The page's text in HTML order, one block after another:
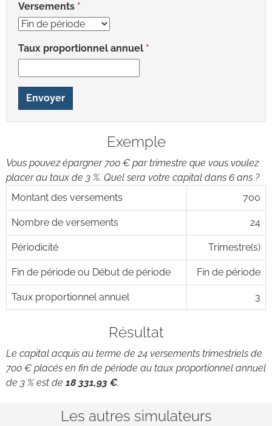
Versements
Taux proportionnel annuel
Envoyer
Exemple
Vous pouvez épargner 700 € par trimestre que vous voulez
placer au taux de 3 %. Quel sera votre capital dans 6 ans ?
Montant des versements
700
Nombre de versements 24
Périodicité Trimestre(s)
Fin de période ou Début de période Fin de période
Taux proportionnel annuel 3
Résultat
Le capital acquis au terme de 24 versements trimestriels de
700 € placés en fin de période au taux proportionnel annuel
de 3 % est de 18 331,93 €.
Les autres simulateurs